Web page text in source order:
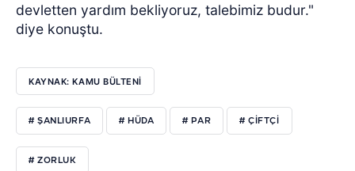
devletten yardım bekliyoruz, talebimiz budur."
diye konuştu.
KAYNAK: KAMU BÜLTENİ
# ŞANLIURFA # HÜDA # PAR # ÇİFTÇİ
# ZORLUK